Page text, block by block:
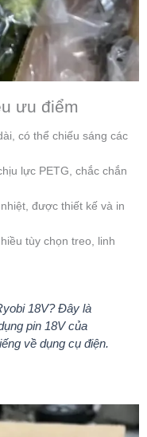
ưu điểm
có thể chiếu sáng các
lực PETG, chắc chắn
được thiết kế và in
tùy chọn treo, linh
18V? Đây là
pin 18V của
về dụng cụ điện.